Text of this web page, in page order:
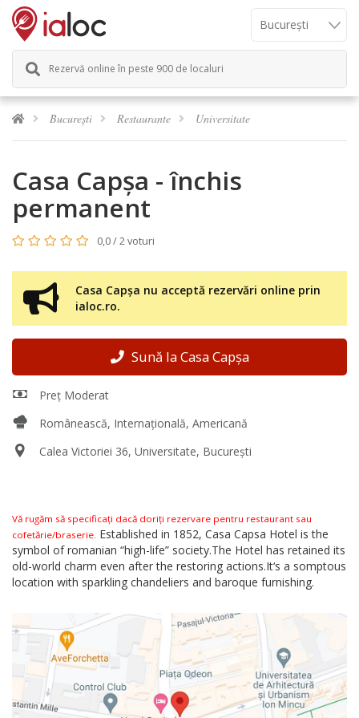
Rezervă online în peste 900 de localuri
București Restaurante Universitate
Casa Capșa - închis
permanent
0,0 / 2 voturi
Casa Capșa nu acceptă rezervări online prin
ialoc.ro.
Sună la Casa Capșa
Preț Moderat
Românească, Internațională, Americană
Calea Victoriei 36, Universitate, București
Vă rugăm să specificați dacă doriți rezervare pentru restaurant sau
cofetărie/braserie. Established in 1852, Casa Capsa Hotel is the
symbol of romanian “high-life” society.The Hotel has retained its
old-world charm even after the restoring actions.It‘s a somptous
location with sparkling chandeliers and baroque furnishing.